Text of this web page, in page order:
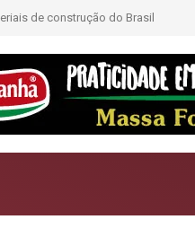
na curadoria como novo luxo